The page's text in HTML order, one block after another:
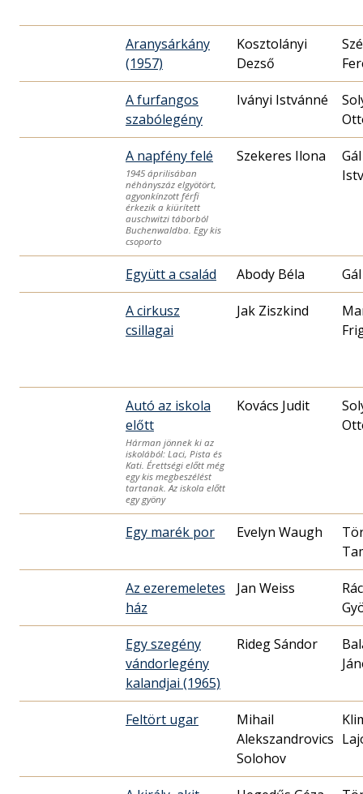
Aranysárkány
(1957)
Kosztolányi
Dezső
A furfangos
szabólegény
Iványi Istvánné
A napfény felé
1945 áprilisában
néhányszáz elgyötört,
agyonkínzott férfi
érkezik a kiürített
auschwitzi táborból
Buchenwaldba. Egy kis
csoporto
Szekeres Ilona
Gál
Együtt a család Abody Béla
A cirkusz
csillagai
Jak Ziszkind
Autó az iskola
előtt
Hárman jönnek ki az
iskolából: Laci, Pista és
Kati. Érettségi előtt még
egy kis megbeszélést
tartanak. Az iskola előtt
egy gyöny
Kovács Judit
Egy marék por Evelyn Waugh
Az ezeremeletes
ház
Jan Weiss
Egy szegény
vándorlegény
kalandjai (1965)
Rideg Sándor
Feltört ugar
Mihail
Alekszandrovics
Solohov